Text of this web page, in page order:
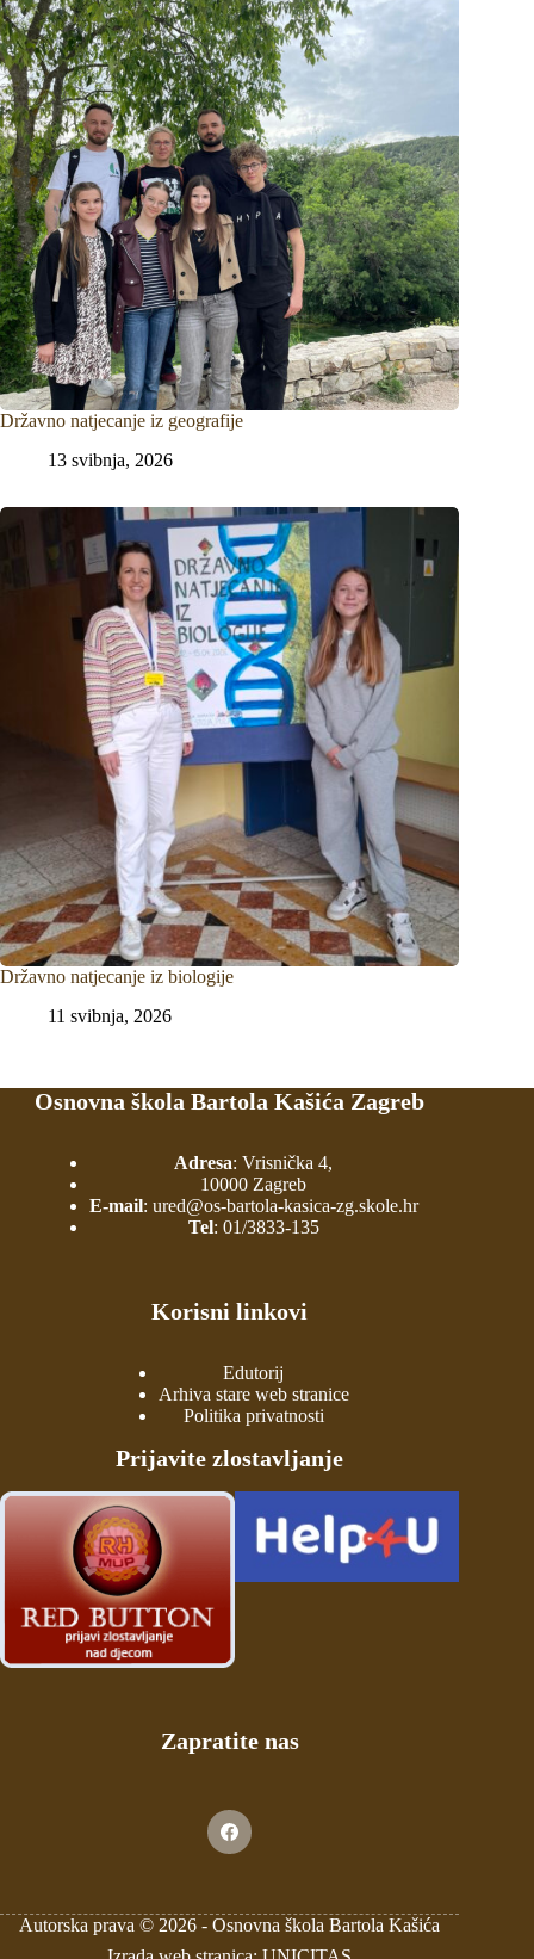
Državno natjecanje iz geografije
13 svibnja, 2026
Državno natjecanje iz biologije
11 svibnja, 2026
Osnovna škola Bartola Kašića Zagreb
Adresa: Vrisnička 4,
10000 Zagreb
E-mail: ured@os-bartola-kasica-zg.skole.hr
Tel: 01/3833-135
Korisni linkovi
Edutorij
Arhiva stare web stranice
Politika privatnosti
Prijavite zlostavljanje
Zapratite nas
Autorska prava © 2026 -Osnovna škola Bartola Kašića